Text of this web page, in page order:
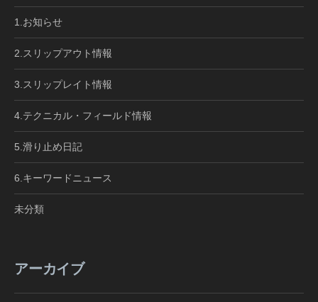
1.お知らせ
2.スリップアウト情報
3.スリップレイト情報
4.テクニカル・フィールド情報
5.滑り止め日記
6.キーワードニュース
未分類
アーカイブ